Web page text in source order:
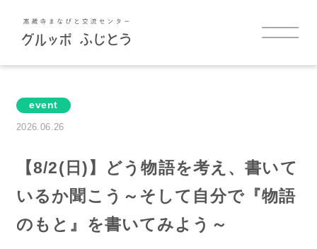
お知らせ
イベント
グルッポふじとうについて
event
2026.06.26
【8/2(日)】どう物語を考え、書いて
いるか聞こう～そして自分で『物語
のもと』を書いてみよう～